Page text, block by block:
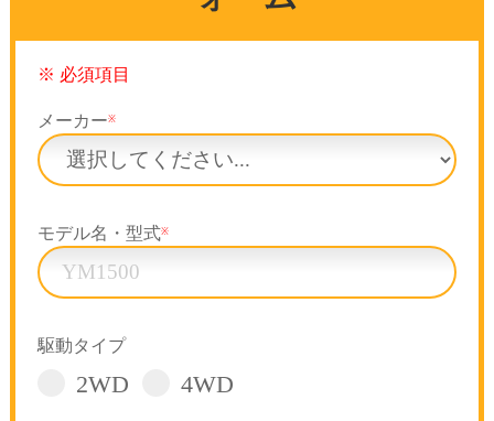
※ 必須項目
メーカー※
モデル名・型式※
駆動タイプ
2WD 4WD